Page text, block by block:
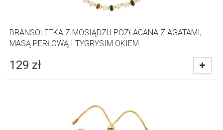
BRANSOLETKA Z MOSIĄDZU POZŁACANA Z AGATAMI,
MASĄ PERŁOWĄ I TYGRYSIM OKIEM
129 zł